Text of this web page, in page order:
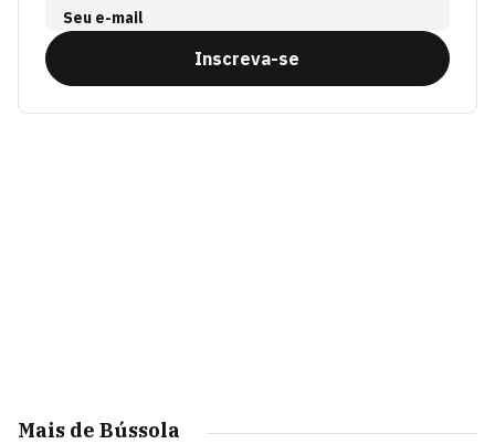
Seu e-mail
Inscreva-se
Mais de Bússola